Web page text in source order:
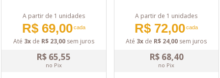
A partir de 1 unidades
R$ 69,00cada
Até 3xde R$ 23,00sem juros
R$ 65,55
no Pix
A partir de 1 unidades
R$ 72,00cada
Até 3x de R$ 24,00 sem juros
R$ 68,40
no Pix